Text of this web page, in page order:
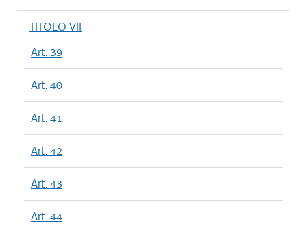
TITOLO VII
Art. 39
Art. 40
Art. 41
Art. 42
Art. 43
Art. 44